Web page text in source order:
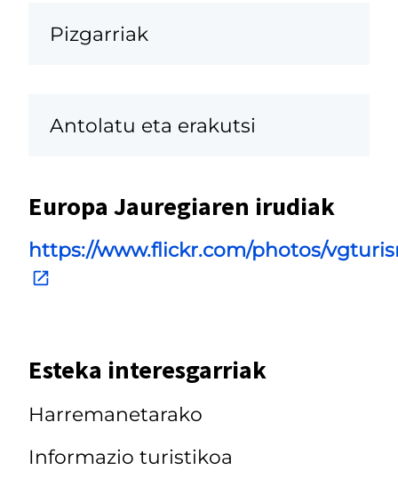
Pizgarriak
Antolatu eta erakutsi
Europa Jauregiaren irudiak
https://www.flickr.com/photos/
Esteka interesgarriak
Harremanetarako
Informazio turistikoa